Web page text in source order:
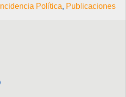
Incidencia Política, Publicaciones